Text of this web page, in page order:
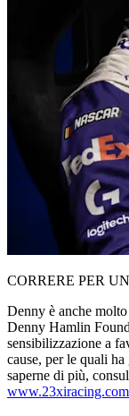
CORRERE PER
Denny è anche
Denny Hamlin
sensibilizzazione a
cause, per le quali
saperne di più,
www.23xiracing.com